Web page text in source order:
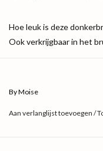
Hoe leuk is deze
Ook verkrijgbaar in het
By Moise
Aan verlanglijst toevoegen /